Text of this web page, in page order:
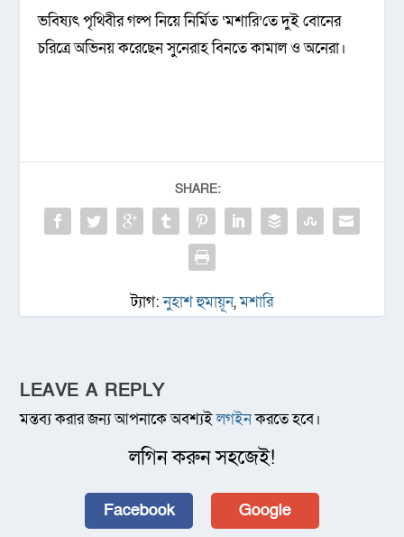
ভবিষ্যৎ পৃথিবীর গল্প নিয়ে নির্মিত ‘মশারি’তে দুই বোনের
চরিত্রে অভিনয় করেছেন সুনেরাহ বিনতে কামাল ও অনেরা।
SHARE:
ট্যাগ:নুহাশ হুমায়ূন,মশারি
LEAVE A REPLY
মন্তব্য করার জন্য আপনাকে অবশ্যইলগইনকরতে হবে।
লগিন করুন সহজেই!
Facebook Google